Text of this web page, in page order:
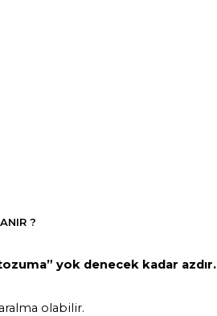
?
yok denecek kadar azdır.
olabilir.